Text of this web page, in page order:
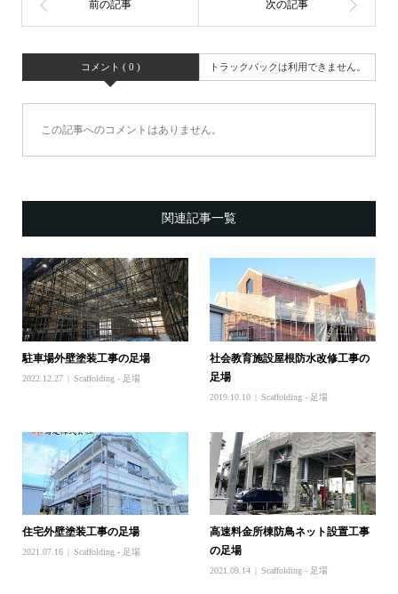
コメント ( 0 ) トラックバックは利用できません。
この記事へのコメントはありません。
関連記事一覧
駐車場外壁塗装工事の足場
2022.12.27 Scaffolding - 足場
社会教育施設屋根防水改修工事の
足場
2019.10.10 Scaffolding - 足場
住宅外壁塗装工事の足場
2021.07.16 Scaffolding - 足場
高速料金所棟防鳥ネット設置工事
の足場
2021.09.14 Scaffolding - 足場